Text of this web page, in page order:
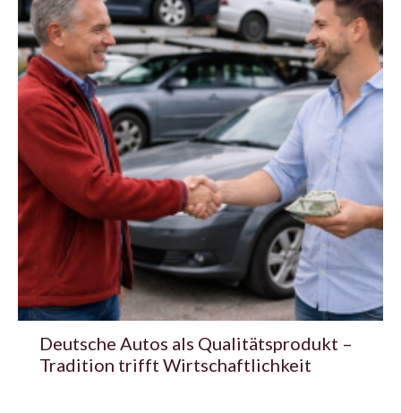
Deutsche Autos als Qualitätsprodukt –
Tradition trifft Wirtschaftlichkeit